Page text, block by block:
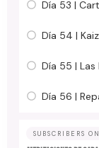
Día 53 |
Día 54 |
Día 55 |
Día 56 |
SUBSCRIBERS